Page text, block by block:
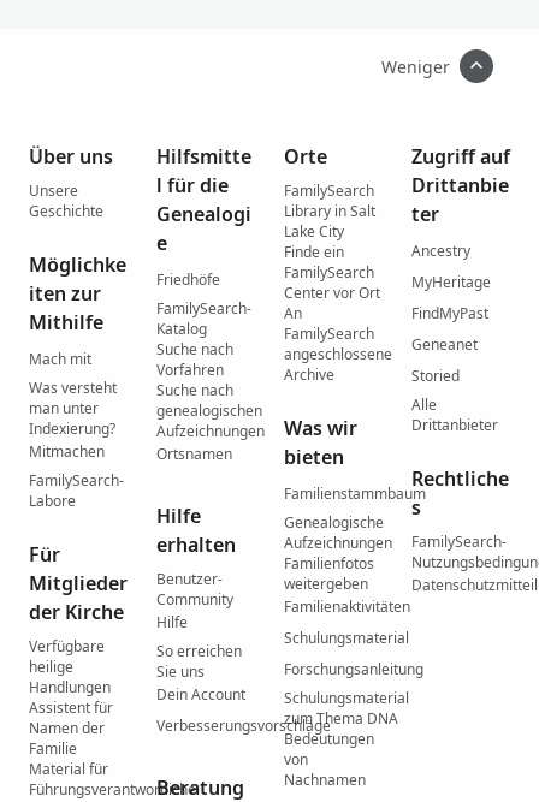
Weniger
Über uns
Unsere
Geschichte
Möglichke
iten zur
Mithilfe
Mach mit
Was versteht
man unter
Indexierung?
Mitmachen
FamilySearch-
Labore
Für
Mitglieder
der Kirche
Verfügbare
heilige
Handlungen
Assistent für
Namen der
Familie
Material für
Führungsverantwortliche
Hilfsmitte
l für die
Genealogi
e
Friedhöfe
FamilySearch-
Katalog
Suche nach
Vorfahren
Suche nach
genealogischen
Aufzeichnungen
Ortsnamen
Hilfe
erhalten
Benutzer-
Community
Hilfe
So erreichen
Sie uns
Dein Account
Verbesserungsvorschläge
Beratung
Orte
FamilySearch
Library in Salt
Lake City
Finde ein
FamilySearch
Center vor Ort
An
FamilySearch
angeschlossene
Archive
Was wir
bieten
Familienstammbaum
Genealogische
Aufzeichnungen
Familienfotos
weitergeben
Familienaktivitäten
Schulungsmaterial
Forschungsanleitung
Schulungsmaterial
zum Thema DNA
Bedeutungen
von
Nachnamen
Zugriff auf
Drittanbie
ter
Ancestry
MyHeritage
FindMyPast
Geneanet
Storied
Alle
Drittanbieter
Rechtliche
s
FamilySearch-